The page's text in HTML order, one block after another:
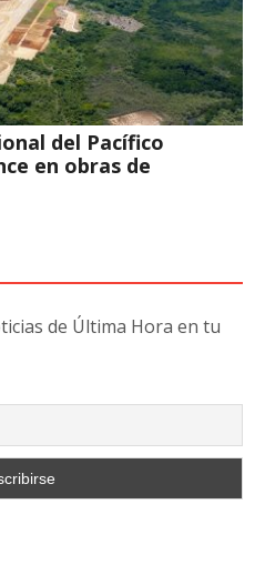
del Pacífico
en obras de
de Última Hora en tu